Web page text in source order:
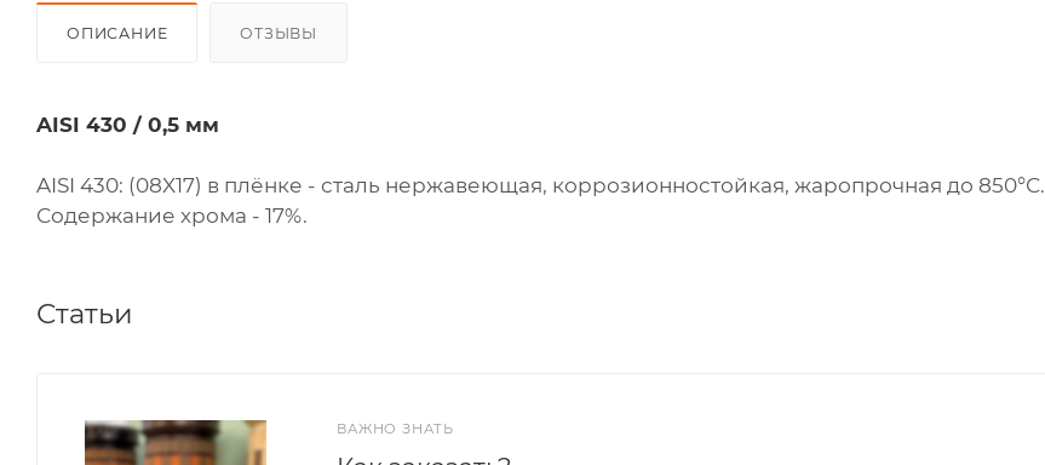
ОПИСАНИЕ ОТЗЫВЫ
AISI 430 / 0,5 мм
AISI 430: (08X17) в плёнке - сталь нержавеющая, коррозионностойкая, жаропрочная до 850°С.
Содержание хрома - 17%.
Статьи
ВАЖНО ЗНАТЬ